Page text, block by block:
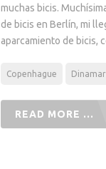
muchas bicis.
de bicis en Berlín, mi
aparcamiento de bicis,
Copenhague
READ MORE ...